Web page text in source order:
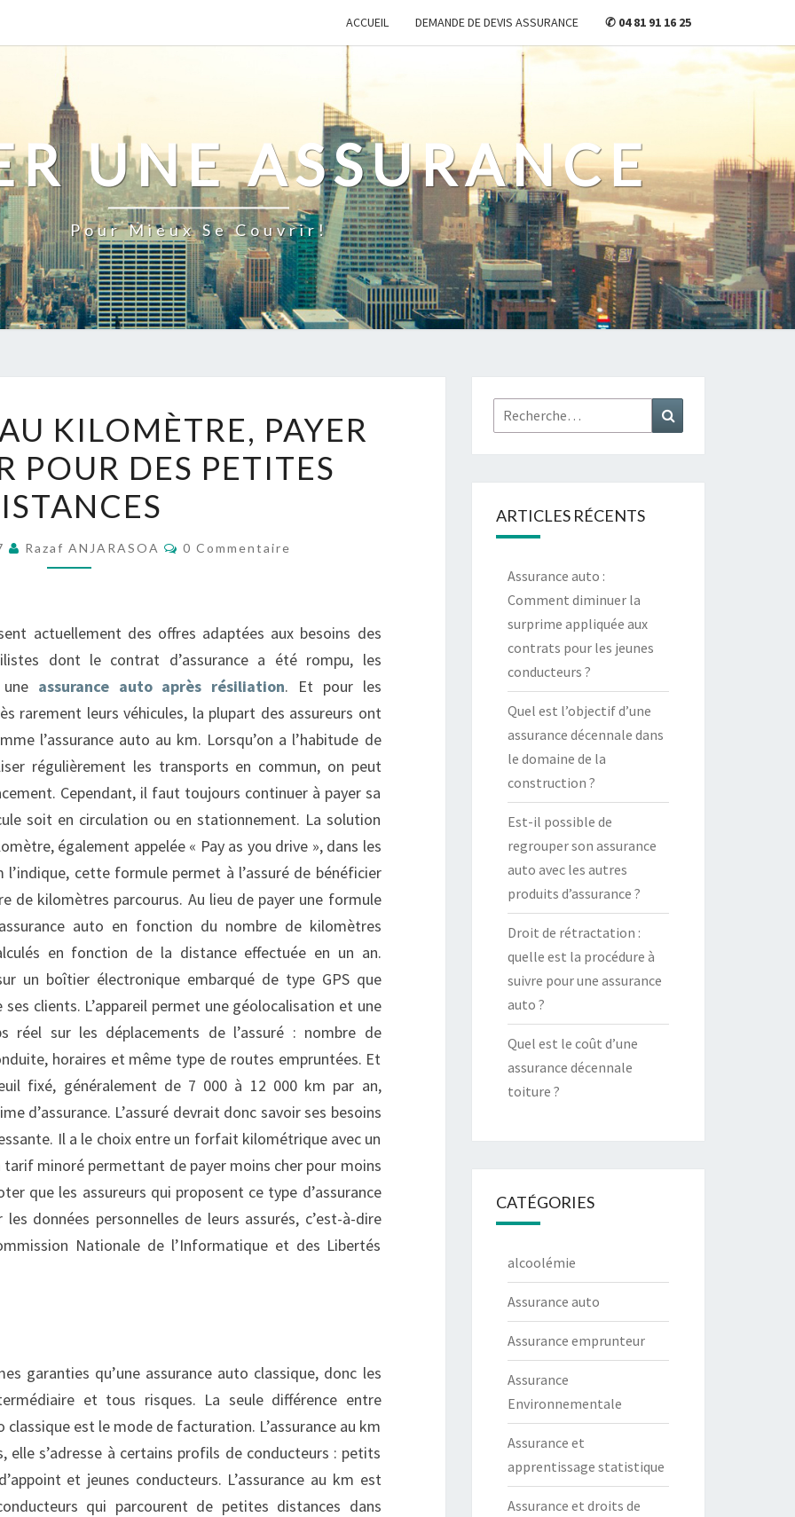
ACCUEIL DEMANDE DE DEVIS ASSURANCE ✆ 04 81 91 16 25
UNE ASSURANCE
Pour Mieux Se Couvrir!
AU
KILOMÈTRE,
PAYER
MOINS
POUR
DISTANCES
KILOMÈTRE, PAYER
POUR DES PETITES
Razaf ANJARASOA Commentaires
0 Commentaire
actuellement des offres adaptées aux besoins des
dont le contrat d’assurance a été rompu, les
assurance auto après résiliation. Et pour les
rarement leurs véhicules, la plupart des assureurs ont
l’assurance auto au km. Lorsqu’on a l’habitude de
régulièrement les transports en commun, on peut
Cependant, il faut toujours continuer à payer sa
soit en circulation ou en stationnement. La solution
également appelée « Pay as you drive », dans les
l’indique, cette formule permet à l’assuré de bénéficier
de kilomètres parcourus. Au lieu de payer une formule
auto en fonction du nombre de kilomètres
en fonction de la distance effectuée en un an.
un boîtier électronique embarqué de type GPS que
ses clients. L’appareil permet une géolocalisation et une
réel sur les déplacements de l’assuré : nombre de
horaires et même type de routes empruntées. Et
fixé, généralement de 7 000 à 12 000 km par an,
d’assurance. L’assuré devrait donc savoir ses besoins
Il a le choix entre un forfait kilométrique avec un
tarif minoré permettant de payer moins cher pour moins
que les assureurs qui proposent ce type d’assurance
données personnelles de leurs assurés, c’est-à-dire
Nationale de l’Informatique et des Libertés
garanties qu’une assurance auto classique, donc les
et tous risques. La seule différence entre
classique est le mode de facturation. L’assurance au km
elle s’adresse à certains profils de conducteurs : petits
et jeunes conducteurs. L’assurance au km est
qui parcourent de petites distances dans
Rechercher :
ARTICLES RÉCENTS
Assurance auto :
Comment diminuer la
surprime appliquée aux
contrats pour les jeunes
conducteurs ?
Quel est l’objectif d’une
assurance décennale dans
le domaine de la
construction ?
Est-il possible de
regrouper son assurance
auto avec les autres
produits d’assurance ?
Droit de rétractation :
quelle est la procédure à
suivre pour une assurance
auto ?
Quel est le coût d’une
assurance décennale
toiture ?
CATÉGORIES
alcoolémie
Assurance auto
Assurance emprunteur
Assurance
Environnementale
Assurance et
apprentissage statistique
Assurance et droits de